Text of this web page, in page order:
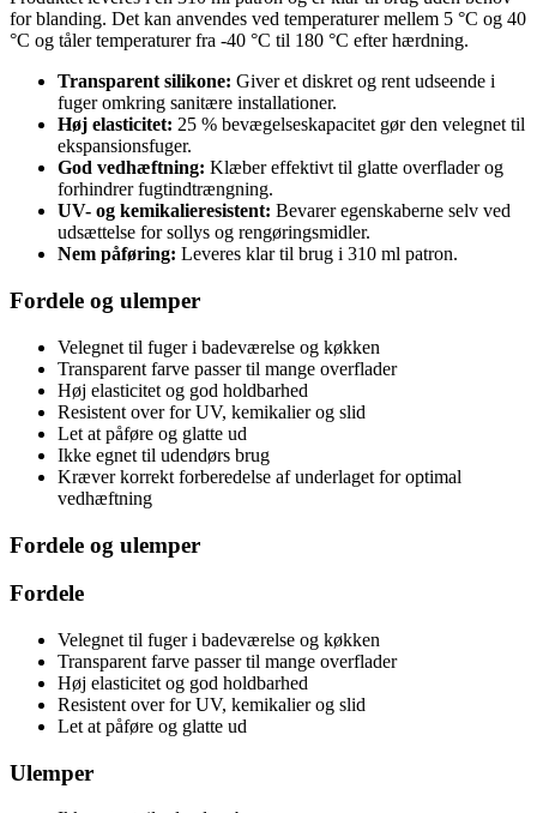
for blanding. Det kan anvendes ved temperaturer mellem 5 °C og 40
°C og tåler temperaturer fra -40 °C til 180 °C efter hærdning.
Transparent silikone: Giver et diskret og rent udseende i
fuger omkring sanitære installationer.
Høj elasticitet: 25 % bevægelseskapacitet gør den velegnet til
ekspansionsfuger.
God vedhæftning: Klæber effektivt til glatte overflader og
forhindrer fugtindtrængning.
UV- og kemikalieresistent: Bevarer egenskaberne selv ved
udsættelse for sollys og rengøringsmidler.
Nem påføring: Leveres klar til brug i 310 ml patron.
Fordele og ulemper
Velegnet til fuger i badeværelse og køkken
Transparent farve passer til mange overflader
Høj elasticitet og god holdbarhed
Resistent over for UV, kemikalier og slid
Let at påføre og glatte ud
Ikke egnet til udendørs brug
Kræver korrekt forberedelse af underlaget for optimal
vedhæftning
Fordele og ulemper
Fordele
Velegnet til fuger i badeværelse og køkken
Transparent farve passer til mange overflader
Høj elasticitet og god holdbarhed
Resistent over for UV, kemikalier og slid
Let at påføre og glatte ud
Ulemper